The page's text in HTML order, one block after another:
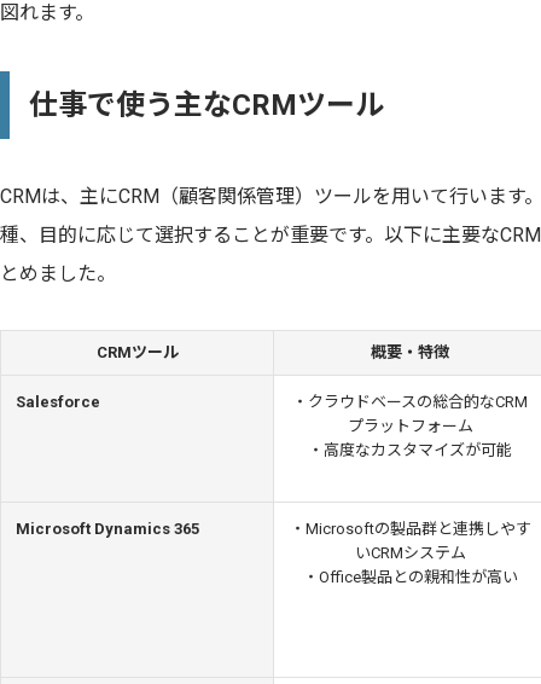
図れます。
仕事で使う主なCRMツール
CRMは、主にCRM（顧客関係管理）ツールを用いて行います
種、目的に応じて選択することが重要です。以下に主要な
とめました。
CRMツール 概要・特徴
Salesforce
・クラウドベースの総合的なCRM
プラットフォーム
・高度なカスタマイズが可能
Microsoft Dynamics 365
・Microsoftの製品群と連携しやす
いCRMシステム
・Office製品との親和性が高い